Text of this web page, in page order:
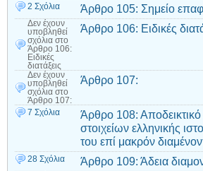
2 Σχόλια Άρθρο 105: Σημείο
Δεν έχουν
υποβληθεί
σχόλια στο
Άρθρο 106:
Ειδικές
διατάξεις
Άρθρο 106: Ειδικές
Δεν έχουν
υποβληθεί
σχόλια στο
Άρθρο 107:
Άρθρο 107:
7 Σχόλια
Άρθρο 108:
στοιχείων ελληνικής
του επί μακρόν
28 Σχόλια Άρθρο 109: Άδεια